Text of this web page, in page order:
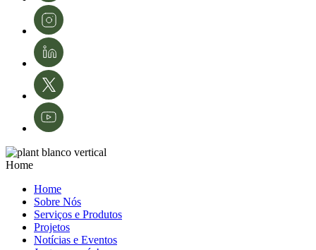
Home
Home
Sobre Nós
Serviços e Produtos
Projetos
Notícias e Eventos